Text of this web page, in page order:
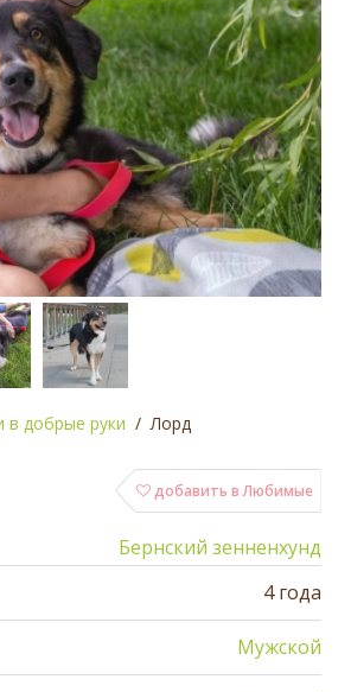
в добрые руки Лорд
добавить в Любимые
Бернский зенненхунд
4 года
Мужской